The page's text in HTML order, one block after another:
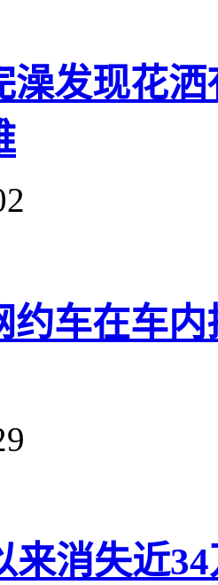
澡发现花
约车在车
来消失近